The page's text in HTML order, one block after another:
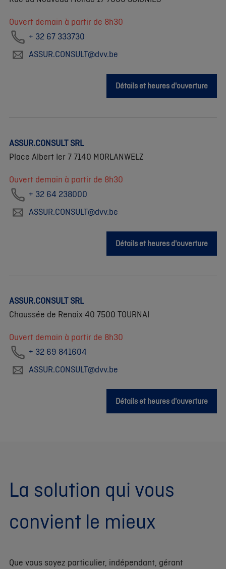
Ouvert demain à partir de 8h30
+ 32 67 333730
ASSUR.CONSULT@dvv.be
Détails et heures d'ouverture
ASSUR.CONSULT SRL
Place Albert Ier 7 7140 MORLANWELZ
Ouvert demain à partir de 8h30
+ 32 64 238000
ASSUR.CONSULT@dvv.be
Détails et heures d'ouverture
ASSUR.CONSULT SRL
Chaussée de Renaix 40 7500 TOURNAI
Ouvert demain à partir de 8h30
+ 32 69 841604
ASSUR.CONSULT@dvv.be
Détails et heures d'ouverture
La solution qui vous
convient le mieux
Que vous soyez particulier, indépendant, gérant